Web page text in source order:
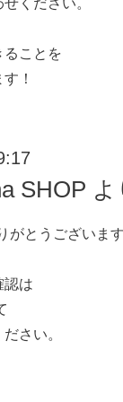
ください。
ることを
！
SHOP
がとうございます
認は
さい。